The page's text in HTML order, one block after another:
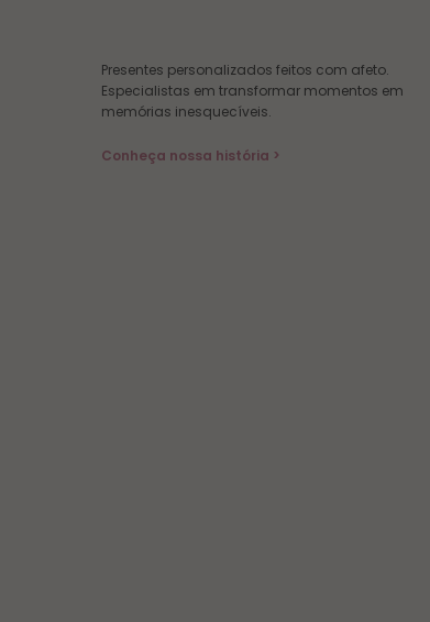
Presentes personalizados feitos com afeto.
Especialistas em transformar momentos em
memórias inesquecíveis.
Conheça nossa história >